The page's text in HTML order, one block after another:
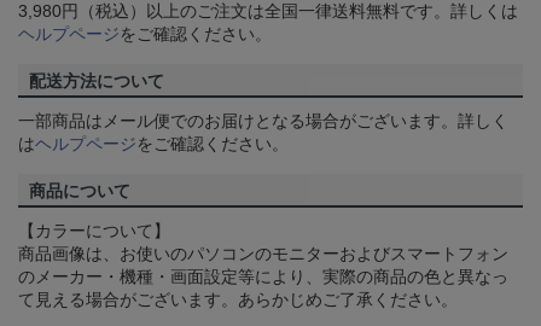
3,980円（税込）以上のご注文は全国一律送料無料です。詳しくは
ヘルプページをご確認ください。
配送方法について
一部商品はメール便でのお届けとなる場合がございます。詳しく
はヘルプページをご確認ください。
商品について
【カラーについて】
商品画像は、お使いのパソコンのモニターおよびスマートフォン
のメーカー・機種・画面設定等により、実際の商品の色と異なっ
て見える場合がございます。あらかじめご了承ください。